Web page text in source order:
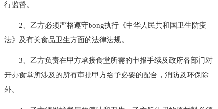
行监督。
2、乙方必须严格遵守bong执行《中华人民共和国卫生防疫
法》及有关食品卫生方面的法律法规。
3、乙方负责在甲方承接食堂所需的申报手续及政府各部门对
开办食堂所涉及的所有审批甲方给予必要的配合，消防及环保除
外。